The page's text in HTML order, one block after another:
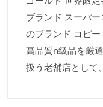
ブランド スーパ
のブランド コピ
高品質n級品を厳
扱う老舗店として